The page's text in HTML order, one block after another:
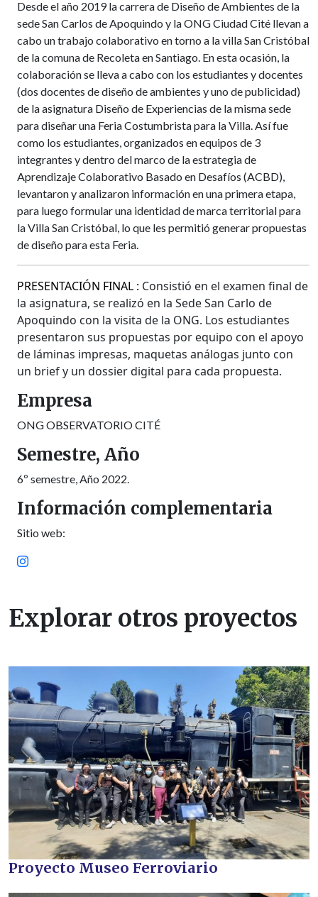
Desde el año 2019 la carrera de Diseño de Ambientes de la
sede San Carlos de Apoquindo y la ONG Ciudad Cité llevan a
cabo un trabajo colaborativo en torno a la villa San Cristóbal
de la comuna de Recoleta en Santiago. En esta ocasión, la
colaboración se lleva a cabo con los estudiantes y docentes
(dos docentes de diseño de ambientes y uno de publicidad)
de la asignatura Diseño de Experiencias de la misma sede
para diseñar una Feria Costumbrista para la Villa. Así fue
como los estudiantes, organizados en equipos de 3
integrantes y dentro del marco de la estrategia de
Aprendizaje Colaborativo Basado en Desafíos (ACBD),
levantaron y analizaron información en una primera etapa,
para luego formular una identidad de marca territorial para
la Villa San Cristóbal, lo que les permitió generar propuestas
de diseño para esta Feria.
PRESENTACIÓN FINAL : Consistió en el examen final de
la asignatura, se realizó en la Sede San Carlo de
Apoquindo con la visita de la ONG. Los estudiantes
presentaron sus propuestas por equipo con el apoyo
de láminas impresas, maquetas análogas junto con
un brief y un dossier digital para cada propuesta.
Empresa
ONG OBSERVATORIO CITÉ
Semestre, Año
6º semestre, Año 2022.
Información complementaria
Sitio web:
Explorar otros proyectos
Proyecto Museo Ferroviario